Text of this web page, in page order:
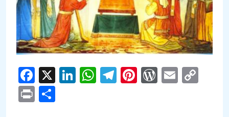
Facebook
X LinkedIn
WhatsApp
Telegram
PinterestEmail
Print